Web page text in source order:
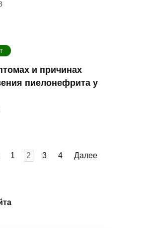
и причинах
пиелонефрита у
1 2 3 4 Далее